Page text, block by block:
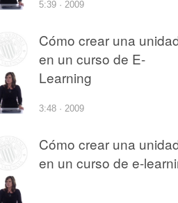
5:39 · 2009
Cómo crear una
en un curso de E-
Learning
3:48 · 2009
Cómo crear una
en un curso de e-